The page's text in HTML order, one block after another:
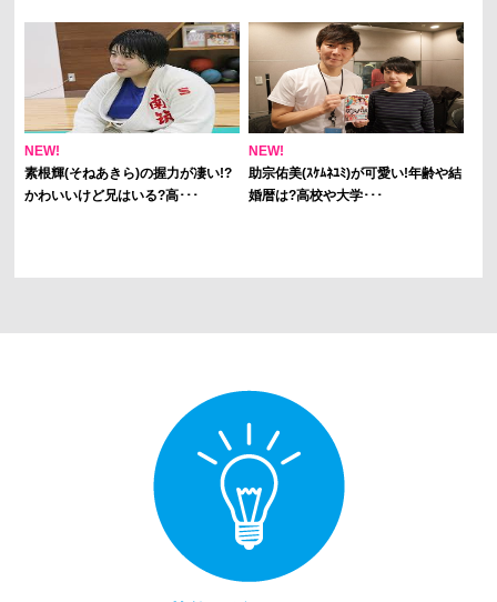
NEW!
素根輝(そねあきら)の握力が凄い!?
かわいいけど兄はいる?高･･･
NEW!
助宗佑美(ｽｹﾑﾈﾕﾐ)が可愛い!年齢や結
婚暦は?高校や大学･･･